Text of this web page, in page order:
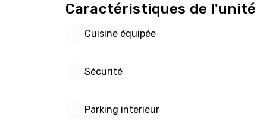
Caractéristiques de l'unité
Cuisine équipée
Sécurité
Parking interieur